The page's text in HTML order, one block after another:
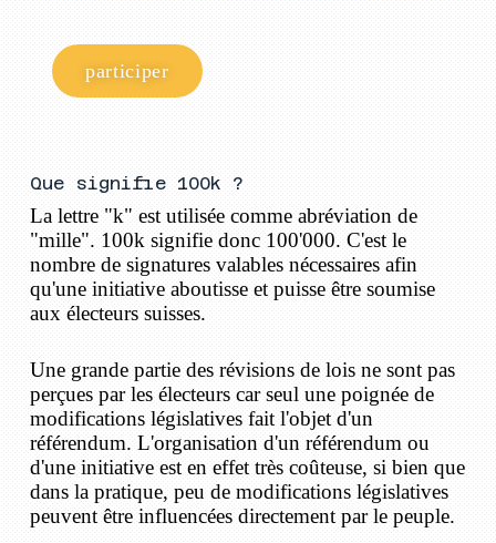
participer
Que signifie 100k ?
La lettre "k" est utilisée comme abréviation de
"mille". 100k signifie donc 100'000. C'est le
nombre de signatures valables nécessaires afin
qu'une initiative aboutisse et puisse être soumise
aux électeurs suisses.
Une grande partie des révisions de lois ne sont pas
perçues par les électeurs car seul une poignée de
modifications législatives fait l'objet d'un
référendum. L'organisation d'un référendum ou
d'une initiative est en effet très coûteuse, si bien que
dans la pratique, peu de modifications législatives
peuvent être influencées directement par le peuple.